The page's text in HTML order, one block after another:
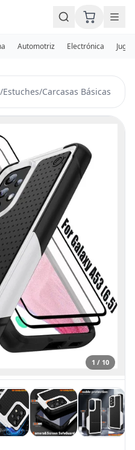
Automotriz Electrónica
/Estuches/Carcasas Básicas
1 / 10